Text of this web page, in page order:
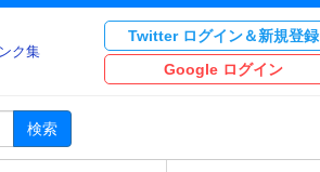
ク集
Twitter ログイン＆新規登録
Google ログイン
検索